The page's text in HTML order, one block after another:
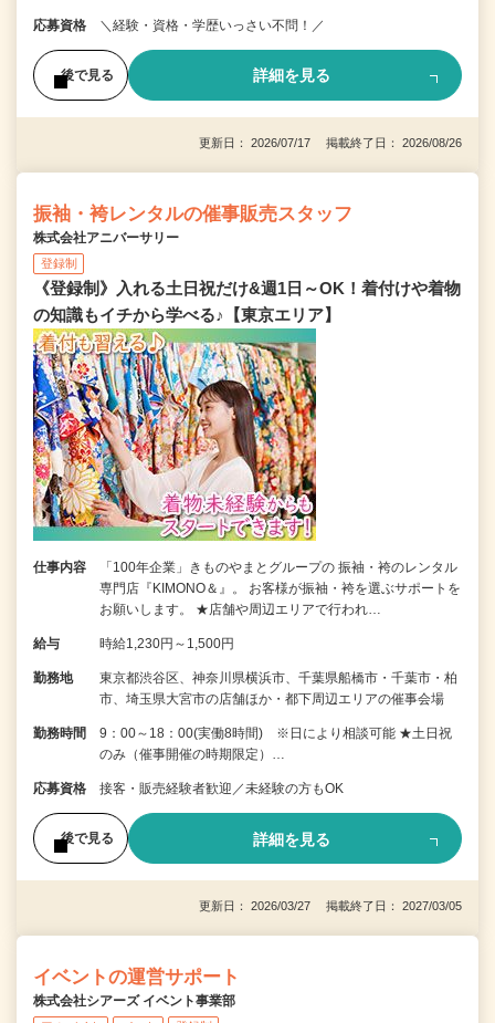
応募資格 ＼経験・資格・学歴いっさい不問！／
後で見る 詳細を見る
更新日： 2026/07/17 掲載終了日： 2026/08/26
振袖・袴レンタルの催事販売スタッフ
株式会社アニバーサリー
登録制
《登録制》入れる土日祝だけ&週1日～OK！着付けや着物
の知識もイチから学べる♪【東京エリア】
仕事内容
「100年企業」きものやまとグループの 振袖・袴のレンタル
専門店『KIMONO＆』。 お客様が振袖・袴を選ぶサポートを
お願いします。 ★店舗や周辺エリアで行われ…
給与 時給1,230円～1,500円
勤務地
東京都渋谷区、神奈川県横浜市、千葉県船橋市・千葉市・柏
市、埼玉県大宮市の店舗ほか・都下周辺エリアの催事会場
勤務時間
9：00～18：00(実働8時間) ※日により相談可能 ★土日祝
のみ（催事開催の時期限定）…
応募資格 接客・販売経験者歓迎／未経験の方もOK
後で見る 詳細を見る
更新日： 2026/03/27 掲載終了日： 2027/03/05
イベントの運営サポート
株式会社シアーズ イベント事業部